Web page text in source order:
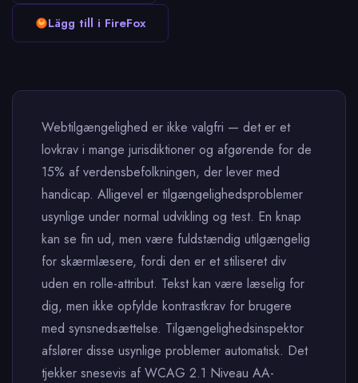
Lägg till i FireFox
Webtilgængelighed er ikke valgfri — det er et
lovkrav i mange jurisdiktioner og afgørende for de
15% af verdensbefolkningen, der lever med
handicap. Alligevel er tilgængelighedsproblemer
usynlige under normal udvikling og test. En knap
kan se fin ud, men være fuldstændig utilgængelig
for skærmlæsere, fordi den er et stiliseret div
uden en rolle-attribut. Tekst kan være læselig for
dig, men ikke opfylde kontrastkrav for brugere
med synsnedsættelse. Tilgængelighedsinspektor
afslører disse usynlige problemer automatisk. Det
tjekker snesevis af WCAG 2.1 Niveau AA-